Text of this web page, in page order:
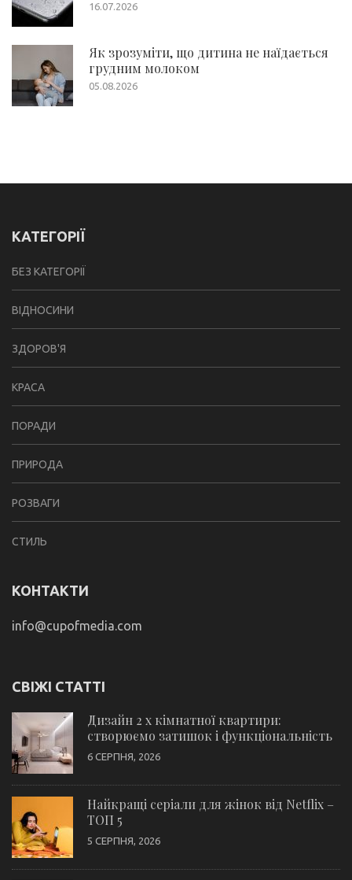
16.07.2026
Як зрозуміти, що дитина не наїдається
грудним молоком
05.08.2026
КАТЕГОРІЇ
БЕЗ КАТЕГОРІЇ
ВІДНОСИНИ
ЗДОРОВ'Я
КРАСА
ПОРАДИ
ПРИРОДА
РОЗВАГИ
СТИЛЬ
КОНТАКТИ
info@cupofmedia.com
СВІЖІ СТАТТІ
Дизайн 2 х кімнатної квартири:
створюємо затишок і функціональність
6 СЕРПНЯ, 2026
Найкращі серіали для жінок від Netflix –
ТОП 5
5 СЕРПНЯ, 2026